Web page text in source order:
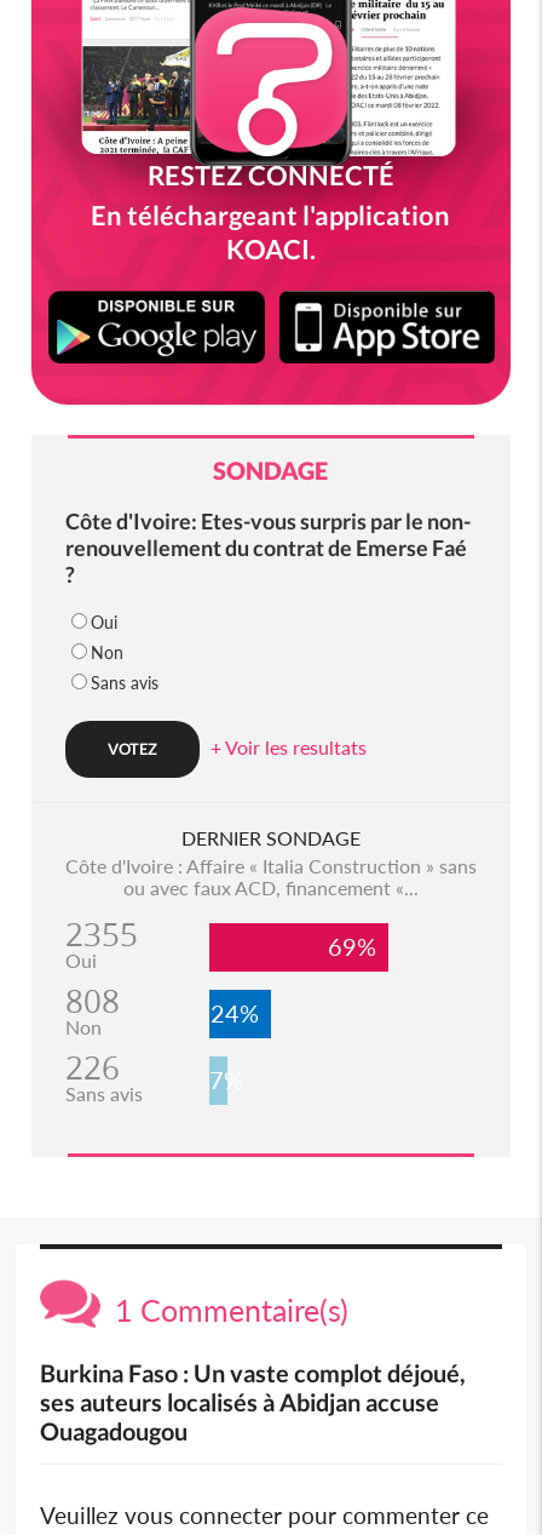
RESTEZ CONNECTÉ
En téléchargeant l'application
KOACI.
SONDAGE
Côte d'Ivoire: Etes-vous surpris par le non-
renouvellement du contrat de Emerse Faé
?
Oui
Non
Sans avis
+ Voir les resultats
DERNIER SONDAGE
Côte d'Ivoire : Affaire « Italia Construction » sans
ou avec faux ACD, financement «...
2355
Oui 69%
808
Non 24%
226
Sans avis 7%
1 Commentaire(s)
Burkina Faso : Un vaste complot déjoué,
ses auteurs localisés à Abidjan accuse
Ouagadougou
Veuillez vous connecter pour commenter ce